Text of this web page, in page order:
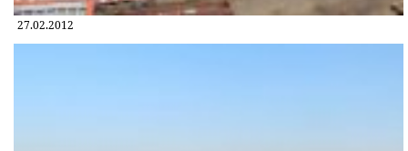
27.02.2012